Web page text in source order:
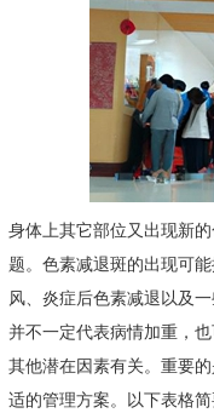
身体上其它部位又出现新
题。色素减退斑的出现可
风、炎症后色素减退以及
并不一定代表病情加重，
其他潜在因素有关。重要
适的管理方案。以下表格